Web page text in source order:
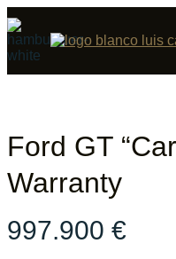
Compartir
Ford GT
Warranty
997.900 €